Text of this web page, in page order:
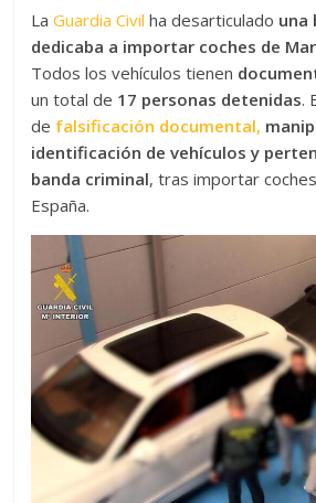
LaGuardia Civil ha desarticulado una
dedicaba a importar coches de
Todos los vehículos tienen
un total de 17 personas detenidas.
de falsificación documental,
identificación de vehículos y
banda criminal, tras importar
España.